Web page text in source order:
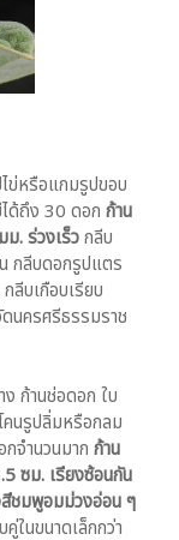
ข่หรือแกมรูปขอบ
ด้ถึง 30 ดอก ก้าน
. ร่วงเร็วกลีบ
กลีบดอกรูปแตร
กลีบเกือบเรียบ
นครศรีธรรมราช
ก้านช่อดอก ใบ
คนรูปลิ่มหรือกลม
กจำนวนมาก ก้าน
ซม. เรียงซ้อนกัน
ชมพูอมม่วงอ่อน ๆ
ในขนาดเล็กกว่า